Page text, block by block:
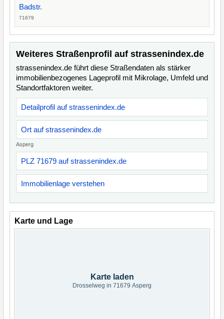
Badstr.
71679
Weiteres Straßenprofil auf strassenindex.de
strassenindex.de führt diese Straßendaten als stärker
immobilienbezogenes Lageprofil mit Mikrolage, Umfeld und
Standortfaktoren weiter.
Detailprofil auf strassenindex.de
Ort auf strassenindex.de
Asperg
PLZ 71679 auf strassenindex.de
Immobilienlage verstehen
Karte und Lage
Karte laden
Drosselweg in 71679 Asperg